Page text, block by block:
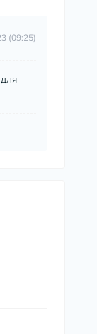
(09:25)